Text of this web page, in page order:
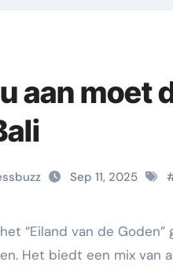
aan moet
Sep 11, 2025
Het biedt een mix van